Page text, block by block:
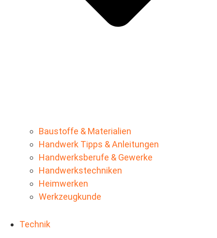
Baustoffe & Materialien
Handwerk Tipps & Anleitungen
Handwerksberufe & Gewerke
Handwerkstechniken
Heimwerken
Werkzeugkunde
Technik